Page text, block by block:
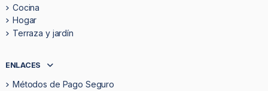
Cocina
Hogar
Terraza y jardín
ENLACES
Métodos de Pago Seguro